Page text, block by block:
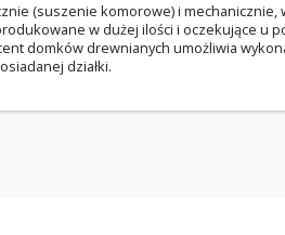
(suszenie komorowe) i
w dużej ilości i oczekujące u
domków drewnianych umożliwia
działki.